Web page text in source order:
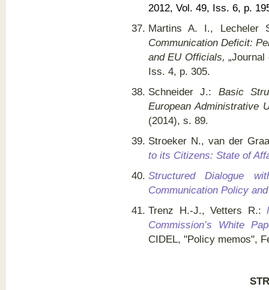
2012, Vol. 49, Iss. 6, p.
Martins A. I.,
Communication Deficit:
and EU Officials, „Journal
Iss. 4, p. 305.
Schneider J.: Basic
European Administrative
(2014), s. 89.
Stroeker N., van der
to its Citizens: State of
Structured Dialogue
Communication Policy
Trenz H.-J., Vetters R.:
Commission’s White
CIDEL, "Policy memos",